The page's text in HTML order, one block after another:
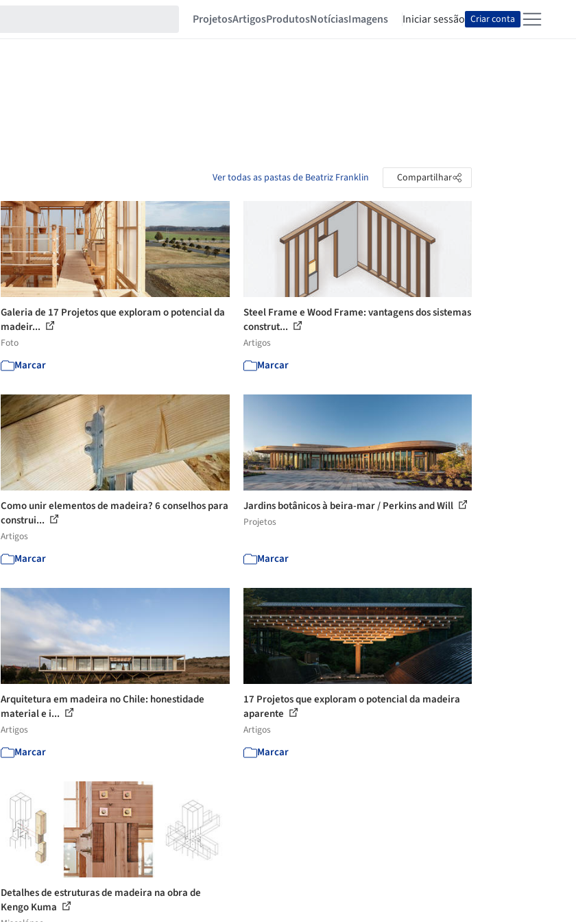
ProjetosArtigosProdutosNotíciasImagens Iniciar sessão Criar conta
Ver todas as pastas de Beatriz Franklin Compartilhar
Galeria de 17 Projetos que exploram o potencial da
madeir...
Foto
Marcar
Steel Frame e Wood Frame: vantagens dos sistemas
construt...
Artigos
Marcar
Como unir elementos de madeira? 6 conselhos para
construi...
Artigos
Marcar
Jardins botânicos à beira-mar / Perkins and Will
Projetos
Marcar
Arquitetura em madeira no Chile: honestidade
material e i...
Artigos
Marcar
17 Projetos que exploram o potencial da madeira
aparente
Artigos
Marcar
Detalhes de estruturas de madeira na obra de
Kengo Kuma